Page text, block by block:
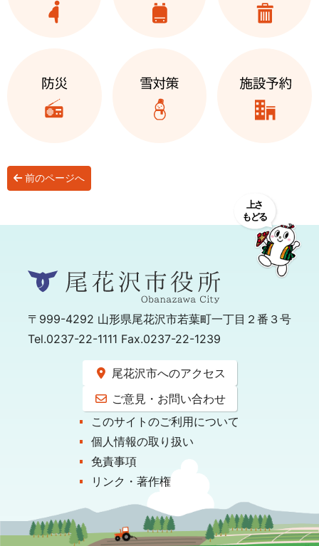
前のページへ
〒999-4292 山形県尾花沢市若葉町一丁目２番３号
Tel.0237-22-1111 Fax.0237-22-1239
尾花沢市へのアクセス
ご意見・お問い合わせ
このサイトのご利用について
個人情報の取り扱い
免責事項
リンク・著作権